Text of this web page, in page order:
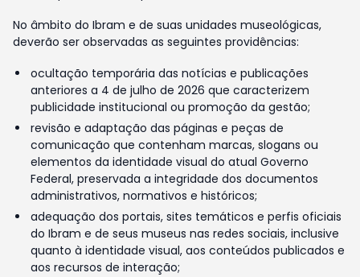
No âmbito do Ibram e de suas unidades museológicas,
deverão ser observadas as seguintes providências:
ocultação temporária das notícias e publicações
anteriores a 4 de julho de 2026 que caracterizem
publicidade institucional ou promoção da gestão;
revisão e adaptação das páginas e peças de
comunicação que contenham marcas, slogans ou
elementos da identidade visual do atual Governo
Federal, preservada a integridade dos documentos
administrativos, normativos e históricos;
adequação dos portais, sites temáticos e perfis oficiais
do Ibram e de seus museus nas redes sociais, inclusive
quanto à identidade visual, aos conteúdos publicados e
aos recursos de interação;